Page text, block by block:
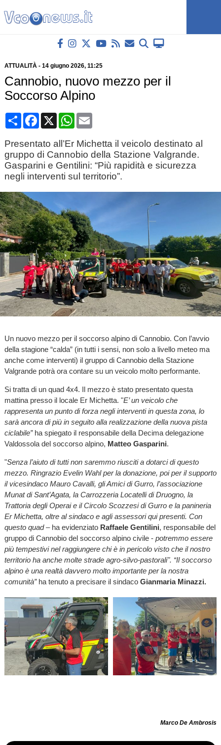
ATTUALITÀ- 14 giugno 2026, 11:25
Cannobio, nuovo mezzo per il
Soccorso Alpino
CondividiFacebook
X WhatsApp
Email
Presentato all’Er Michetta il veicolo destinato al
gruppo di Cannobio della Stazione Valgrande.
Gasparini e Gentilini: “Più rapidità e sicurezza
negli interventi sul territorio”.
Un nuovo mezzo per il soccorso alpino di Cannobio. Con l’avvio
della stagione “calda” (in tutti i sensi, non solo a livello meteo ma
anche come interventi) il gruppo di Cannobio della Stazione
Valgrande potrà ora contare su un veicolo molto performante.
Si tratta di un quad 4x4. Il mezzo è stato presentato questa
mattina presso il locale Er Michetta. "E’ un veicolo che
rappresenta un punto di forza negli interventi in questa zona, lo
sarà ancora di più in seguito alla realizzazione della nuova pista
ciclabile”ha spiegato il responsabile della Decima delegazione
Valdossola del soccorso alpino, Matteo Gasparini.
"Senza l’aiuto di tutti non saremmo riusciti a dotarci di questo
mezzo. Ringrazio Evelin Wahl per la donazione, poi per il supporto
il vicesindaco Mauro Cavalli, gli Amici di Gurro, l’associazione
Munat di Sant’Agata, la Carrozzeria Locatelli di Druogno, la
Trattoria degli Operai e il Circolo Scozzesi di Gurro e la panineria
Er Michetta, oltre al sindaco e agli assessori qui presenti. Con
questo quad– ha evidenziato Raffaele Gentilini, responsabile del
gruppo di Cannobio del soccorso alpino civile - potremmo essere
più tempestivi nel raggiungere chi è in pericolo visto che il nostro
territorio ha anche molte strade agro-silvo-pastorali". “Il soccorso
alpino è una realtà davvero molto importante per la nostra
comunità”ha tenuto a precisare il sindaco Gianmaria Minazzi.
Marco De Ambrosis